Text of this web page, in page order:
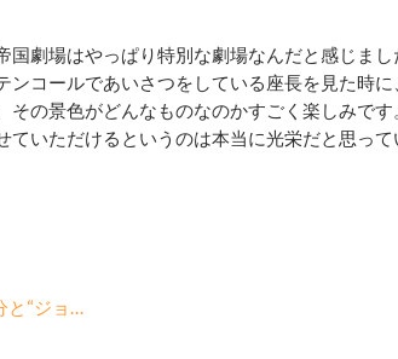
劇場はやっぱり特別な劇場なんだと感じまし
コールであいさつをしている座長を見た時に
の景色がどんなものなのかすごく楽しみで
いただけるというのは本当に光栄だと思っ
と“ジョ…